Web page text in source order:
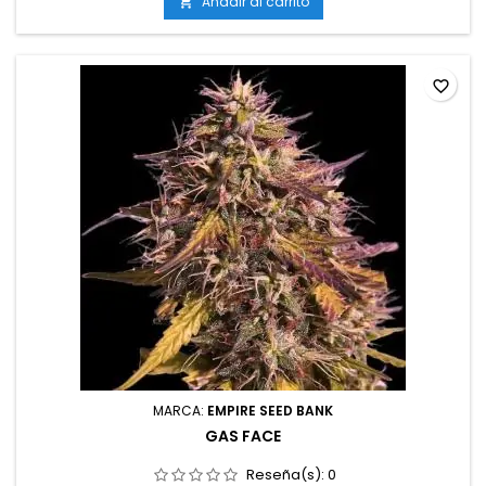
200 cm en exteriorAromas y sabores: Intensos y complejos,...
MARCA: EMPIRE SEED BANK
GAS FACE
Reseña(s): 0
favorite_border